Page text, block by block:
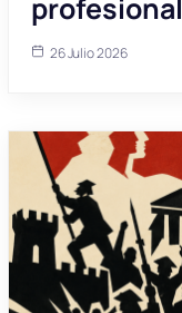
profesional
26 Julio 2026